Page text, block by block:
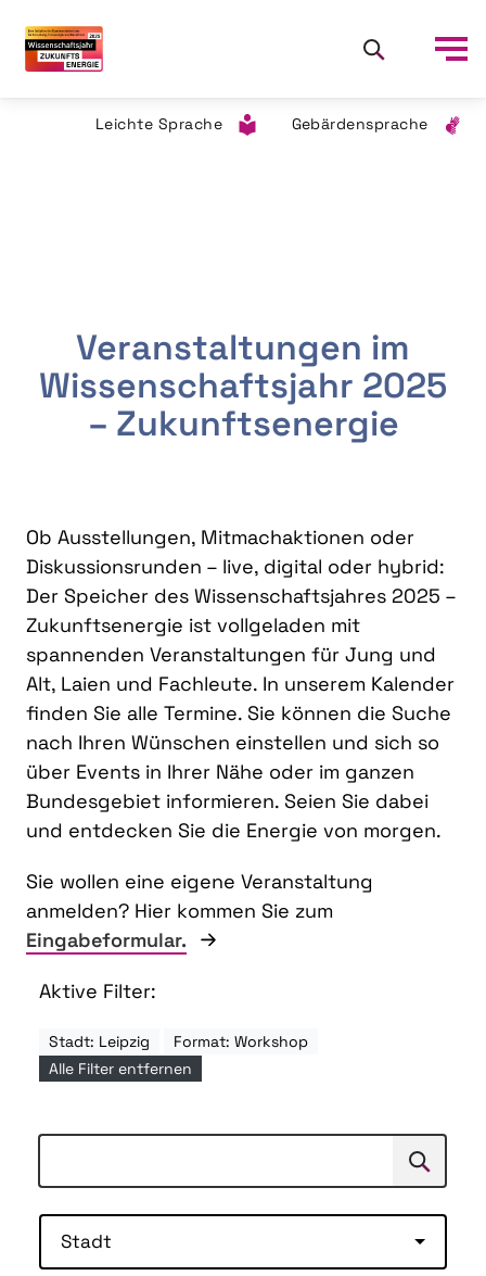
Leichte Sprache Gebärdensprache
Veranstaltungen im
Wissenschaftsjahr 2025
– Zukunftsenergie
Ob Ausstellungen, Mitmachaktionen oder
Diskussionsrunden – live, digital oder hybrid:
Der Speicher des Wissenschaftsjahres 2025 –
Zukunftsenergie ist vollgeladen mit
spannenden Veranstaltungen für Jung und
Alt, Laien und Fachleute. In unserem Kalender
finden Sie alle Termine. Sie können die Suche
nach Ihren Wünschen einstellen und sich so
über Events in Ihrer Nähe oder im ganzen
Bundesgebiet informieren. Seien Sie dabei
und entdecken Sie die Energie von morgen.
Sie wollen eine eigene Veranstaltung
anmelden? Hier kommen Sie zum
Eingabeformular.
Aktive Filter:
Stadt: Leipzig
Format: Workshop
Alle Filter entfernen
Suchen
Stadt